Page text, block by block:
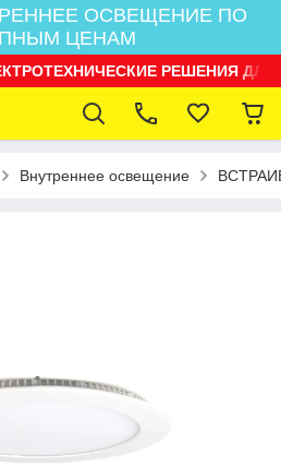
ОСВЕЩЕНИЕ ПО
ЦЕНАМ
РЕШЕНИЯ
Внутреннее освещение